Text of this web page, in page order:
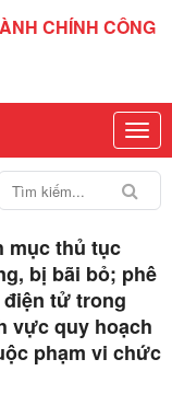
CHÍNH CÔNG
mục thủ tục
bị bãi bỏ; phê
tử trong
vực quy hoạch
phạm vi chức